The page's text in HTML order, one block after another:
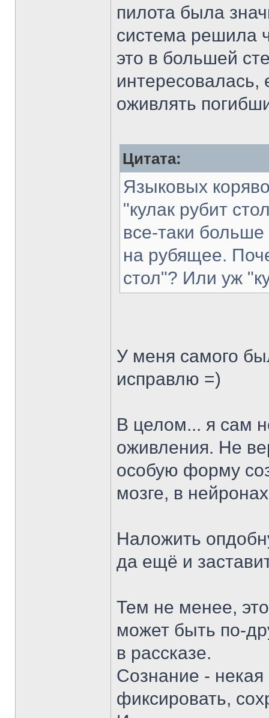
пилота была
система решила
это в большей
интересовалась,
оживлять
Цитата:
Языковых
"кулак рубит
все-таки
на рубящее.
стол"? Или уж
У меня самого
исправлю =)
В целом... я сам
оживления. Не
особую форму
мозге, в
Наложить
да ещё и
Тем не менее,
может быть по-
в рассказе.
Сознание -
фиксировать,